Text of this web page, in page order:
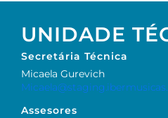
UNIDADE
Secretária Técnica
Micaela Gurevich
Assesores